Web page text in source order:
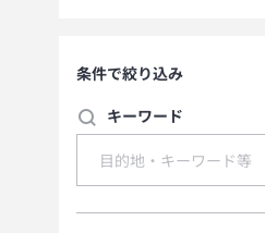
条件で絞り込み
キーワード